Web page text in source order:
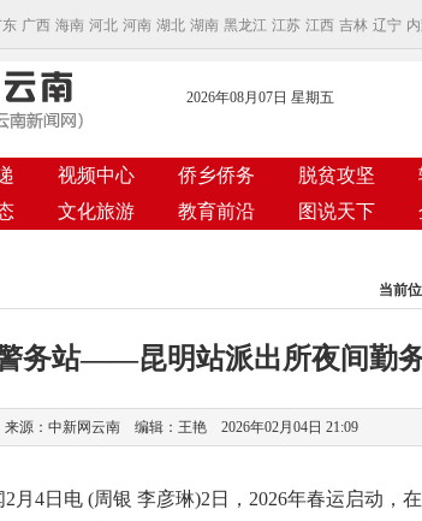
东 广西 海南 河北 河南 湖北 湖南 黑龙江 江苏 江西 吉林 辽宁
2026年08月07日 星期五
视频中心 侨乡侨务 脱贫攻坚
文化旅游 教育前沿 图说天下
当前
务站——昆明站派出所夜间勤
来源：中新网云南 编辑：王艳 2026年02月04日 21:09
4日电 (周银 李彦琳)2日，2026年春运启动，